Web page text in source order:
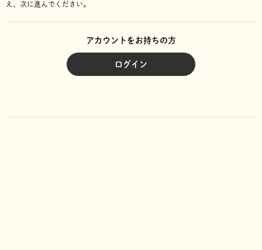
え、次に進んでください。
アカウントをお持ちの方
ログイン